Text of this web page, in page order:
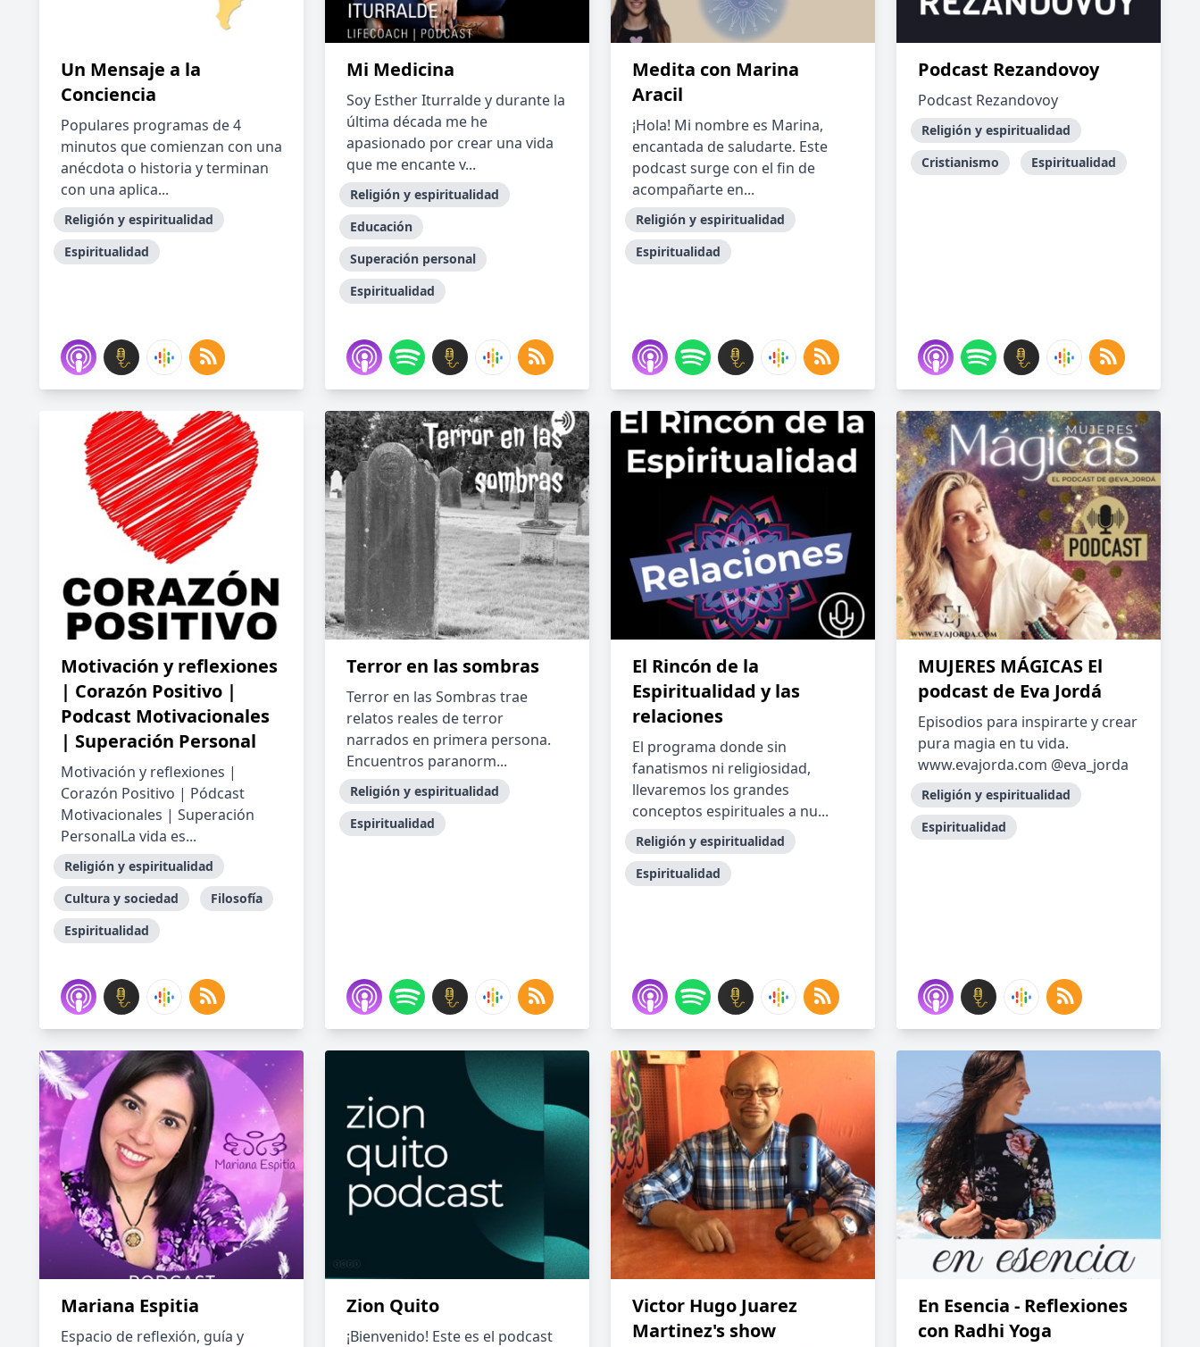
Un Mensaje a la
Conciencia
Populares programas de 4
minutos que comienzan con una
anécdota o historia y terminan
con una aplica...
Religión y espiritualidad
Espiritualidad
Mi Medicina
Soy Esther Iturralde y durante la
última década me he
apasionado por crear una vida
que me encante v...
Religión y espiritualidad
Educación
Superación personal
Espiritualidad
Medita con Marina
Aracil
¡Hola! Mi nombre es Marina,
encantada de saludarte. Este
podcast surge con el fin de
acompañarte en...
Religión y espiritualidad
Espiritualidad
Podcast Rezandovoy
Podcast Rezandovoy
Religión y espiritualidad
Cristianismo
Espiritualidad
Motivación y reflexiones
| Corazón Positivo |
Podcast Motivacionales
| Superación Personal
Motivación y reflexiones |
Corazón Positivo | Pódcast
Motivacionales | Superación
PersonalLa vida es...
Religión y espiritualidad
Cultura y sociedad
Filosofía
Espiritualidad
Terror en las sombras
Terror en las Sombras trae
relatos reales de terror
narrados en primera persona.
Encuentros paranorm...
Religión y espiritualidad
Espiritualidad
El Rincón de la
Espiritualidad y las
relaciones
El programa donde sin
fanatismos ni religiosidad,
llevaremos los grandes
conceptos espirituales a nu...
Religión y espiritualidad
Espiritualidad
MUJERES MÁGICAS El
podcast de Eva Jordá
Episodios para inspirarte y crear
pura magia en tu vida.
www.evajorda.com @eva_jorda
Religión y espiritualidad
Espiritualidad
Mariana Espitia
Espacio de reflexión, guía y
Zion Quito
¡Bienvenido! Este es el podcast
Victor Hugo Juarez
Martinez's show
En Esencia - Reflexiones
con Radhi Yoga